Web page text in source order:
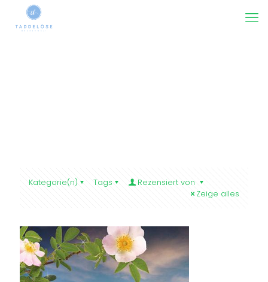
Kategorie(n) Tags
Rezensiert von
Zeige alles